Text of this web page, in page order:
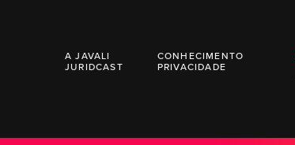
A JAVALI CONHECIMENTO
JURIDCAST PRIVACIDADE